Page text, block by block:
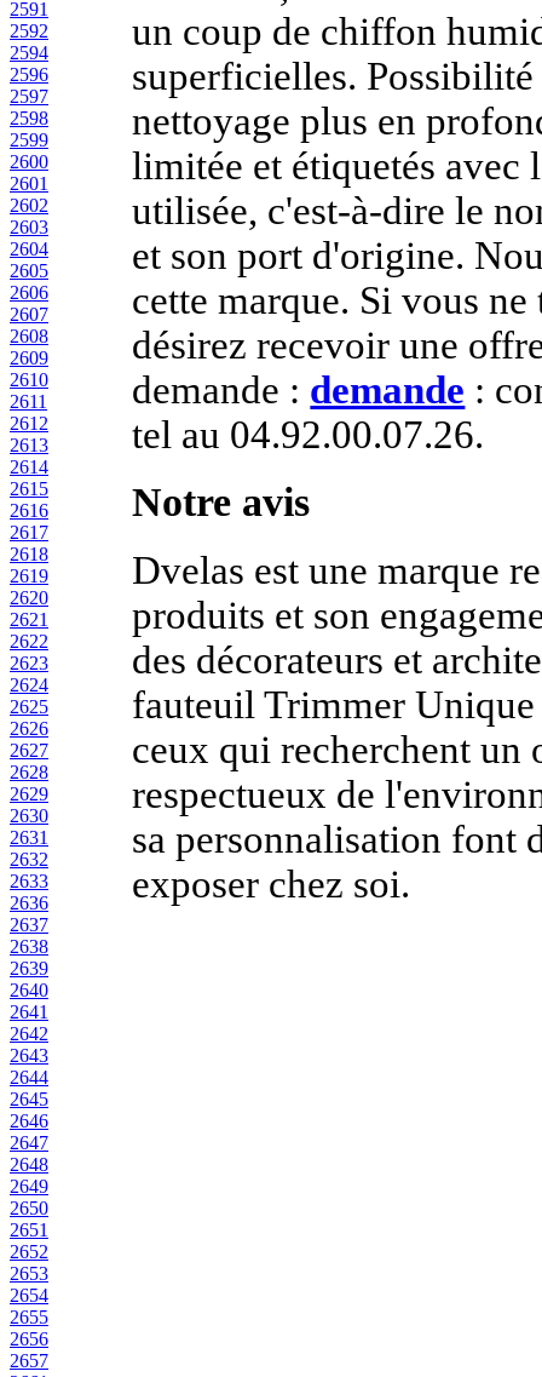
2591
2592
2594
2596
2597
2598
2599
2600
2601
2602
2603
2604
2605
2606
2607
2608
2609
2610
2611
2612
2613
2614
2615
2616
2617
2618
2619
2620
2621
2622
2623
2624
2625
2626
2627
2628
2629
2630
2631
2632
2633
2636
2637
2638
2639
2640
2641
2642
2643
2644
2645
2646
2647
2648
2649
2650
2651
2652
2653
2654
2655
2656
2657
un coup de chiffon
superficielles.
nettoyage plus en
limitée et étiquetés avec
utilisée, c'est-à-dire le
et son port d'origine.
cette marque. Si vous
désirez recevoir une
demande : demande :
tel au 04.92.00.07.26.
Notre avis
Dvelas est une marque
produits et son
des décorateurs et
fauteuil Trimmer
ceux qui recherchent un
respectueux de
sa personnalisation font
exposer chez soi.